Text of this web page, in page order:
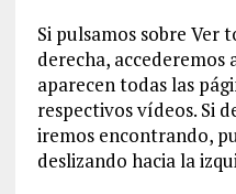
Si pulsamos sobre Ver
derecha,
aparecen todas las
respectivos vídeos. Si
iremos encontrando,
deslizando hacia la